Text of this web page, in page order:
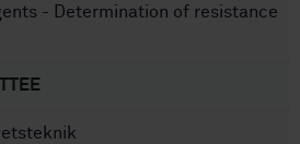
- Determination of resistance